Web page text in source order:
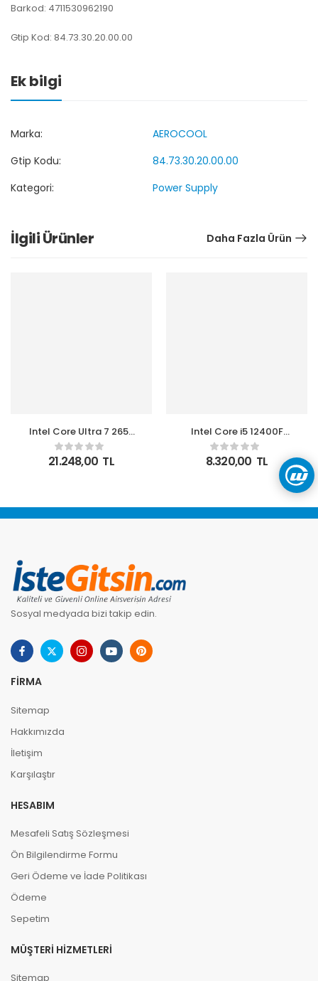
Barkod: 4711530962190
Gtip Kod: 84.73.30.20.00.00
Ek bilgi
Marka:
AEROCOOL
Gtip Kodu:
84.73.30.20.00.00
Kategori:
Power Supply
İlgili Ürünler Daha Fazla Ürün
Intel Core Ultra 7 265K
TRAY 5.50 Ghz 20
Çekirdek 66MB 1851p
3nm Kutusuz İşlemci
21.248,00 TL
Intel Core i5 12400F
TRAY 2.5 GHz 4.4 GHz
18MB LGA1700P VGAsız
Kutusuz 12.Nesil İşlemci
8.320,00 TL
Sosyal medyada bizi takip edin.
FIRMA
Sitemap
Hakkımızda
İletişim
Karşılaştır
HESABIM
Mesafeli Satış Sözleşmesi
Ön Bilgilendirme Formu
Geri Ödeme ve İade Politikası
Ödeme
Sepetim
MÜŞTERI HIZMETLERI
Sitemap